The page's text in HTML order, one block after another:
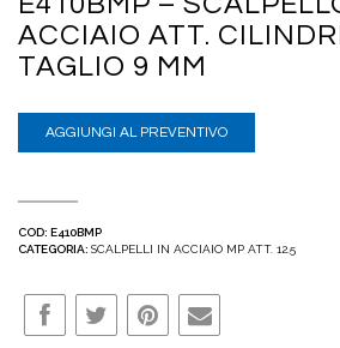
ACCIAIO ATT.
TAGLIO 9 MM
AGGIUNGI AL PREVENTIVO
COD: E410BMP
CATEGORIA: SCALPELLI IN ACCIAIO MP ATT. 12.5